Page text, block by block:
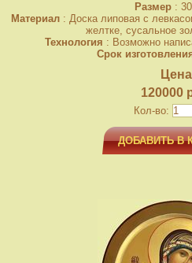
Размер:
Материал: Доска липовая с
желтке, сусальное
Технология : Возможно
Срок
Цена
120000
Кол-во:
ДОБАВИТЬ В